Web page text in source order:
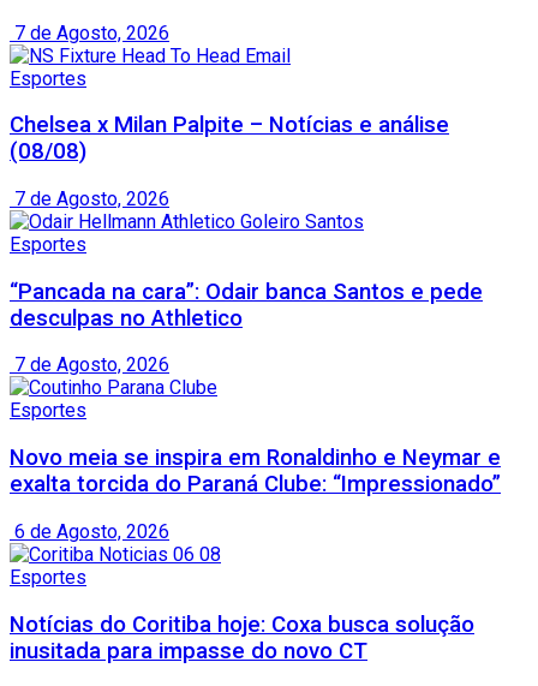
7 de Agosto, 2026
Esportes
Chelsea x Milan Palpite – Notícias e análise
(08/08)
7 de Agosto, 2026
Esportes
“Pancada na cara”: Odair banca Santos e pede
desculpas no Athletico
7 de Agosto, 2026
Esportes
Novo meia se inspira em Ronaldinho e Neymar e
exalta torcida do Paraná Clube: “Impressionado”
6 de Agosto, 2026
Esportes
Notícias do Coritiba hoje: Coxa busca solução
inusitada para impasse do novo CT